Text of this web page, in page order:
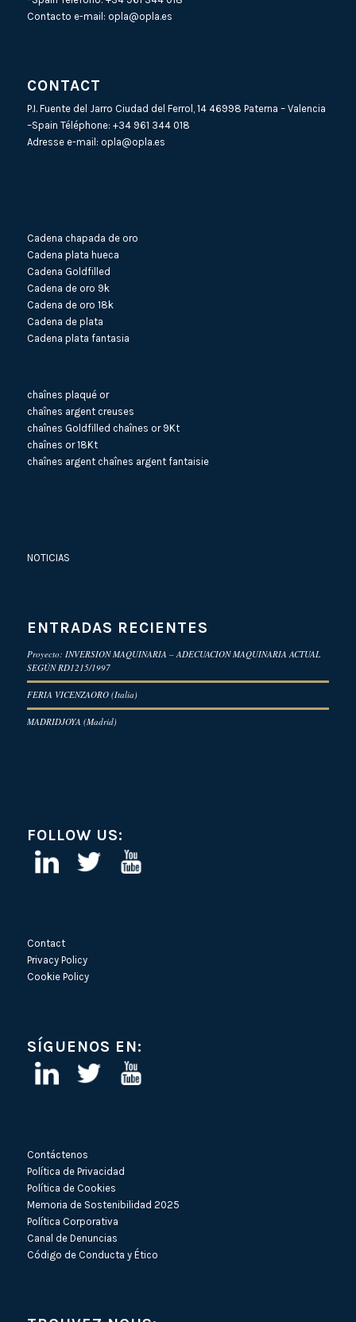
Contacto e-mail: opla@opla.es
CONTACT
P.I. Fuente del Jarro Ciudad del Ferrol, 14 46998 Paterna – Valencia
–Spain Téléphone: +34 961 344 018
Adresse e-mail: opla@opla.es
Cadena chapada de oro
Cadena plata hueca
Cadena Goldfilled
Cadena de oro 9k
Cadena de oro 18k
Cadena de plata
Cadena plata fantasia
chaînes plaqué or
chaînes argent creuses
chaînes Goldfilled chaînes or 9Kt
chaînes or 18Kt
chaînes argent chaînes argent fantaisie
NOTICIAS
ENTRADAS RECIENTES
Proyecto: INVERSION MAQUINARIA – ADECUACION MAQUINARIA ACTUAL
SEGÚN RD1215/1997
FERIA VICENZAORO (Italia)
MADRIDJOYA (Madrid)
FOLLOW US:
Contact
Privacy Policy
Cookie Policy
SÍGUENOS EN:
Contáctenos
Política de Privacidad
Política de Cookies
Memoria de Sostenibilidad 2025
Política Corporativa
Canal de Denuncias
Código de Conducta y Ético